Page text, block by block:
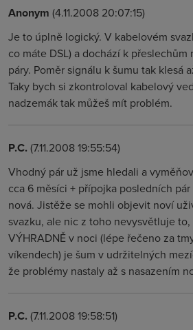
Anonym (4.11.2008 20:07:15)
Je to úplně logický. V kabelovém
co máte DSL) a dochází k
páry. Poměr signálu k šumu tak klesá
Taky bych si zkontroloval kabelový
nadzemák tak můžeš mít problém.
P.C. (7.11.2008 19:55:54)
Vhodný pár už jsme hledali a
cca 6 měsíci + přípojka posledních
nová. Jistěže se mohli objevit noví
svazku, ale nic z toho nevysvětluje
VÝHRADNĚ v noci (lépe řečeno za
víkendech) je šum v udržitelných
že problémy nastaly až s nasazením
P.C. (7.11.2008 19:58:51)